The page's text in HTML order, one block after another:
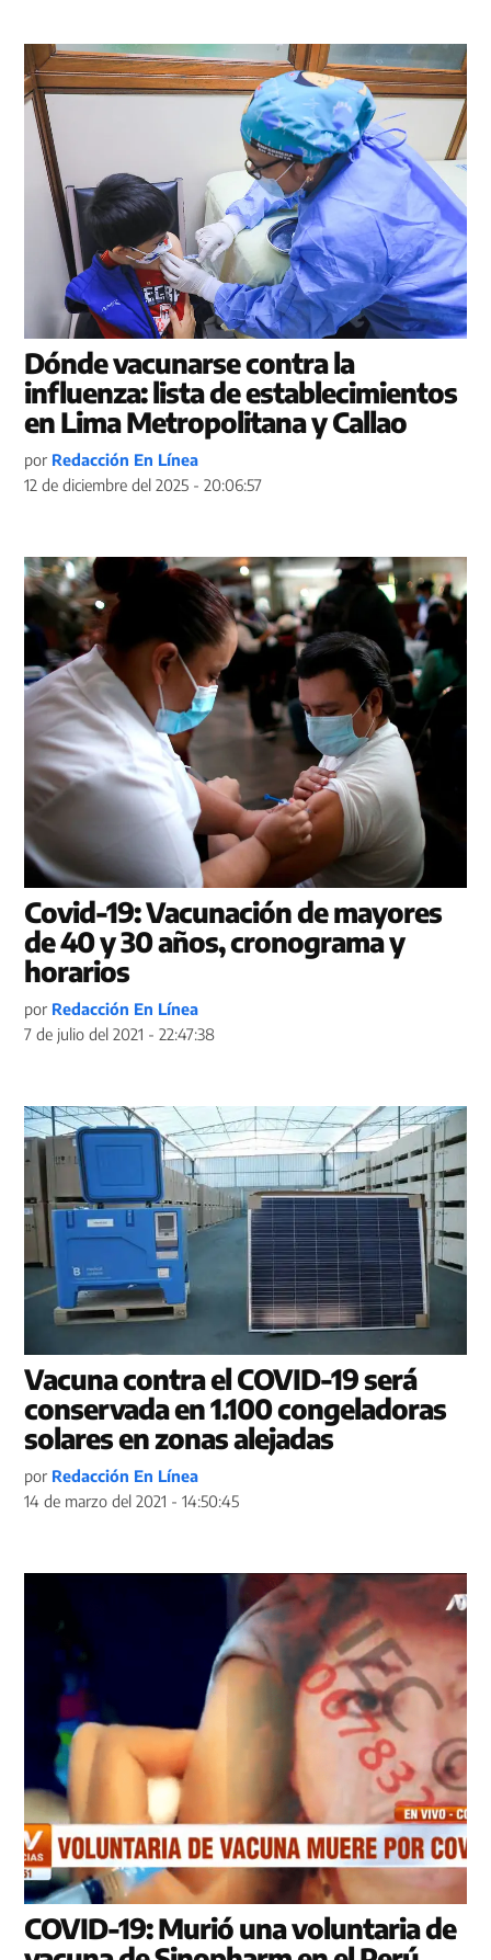
Dónde vacunarse contra la
influenza: lista de establecimientos
en Lima Metropolitana y Callao
por Redacción En Línea
12 de diciembre del 2025 - 20:06:57
Covid-19: Vacunación de mayores
de 40 y 30 años, cronograma y
horarios
por Redacción En Línea
7 de julio del 2021 - 22:47:38
Vacuna contra el COVID-19 será
conservada en 1.100 congeladoras
solares en zonas alejadas
por Redacción En Línea
14 de marzo del 2021 - 14:50:45
COVID-19: Murió una voluntaria de